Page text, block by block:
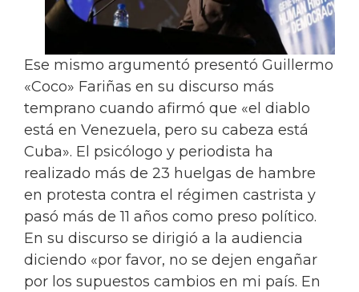
Ese mismo argumentó presentó Guillermo
«Coco» Fariñas en su discurso más
temprano cuando afirmó que «el diablo
está en Venezuela, pero su cabeza está
Cuba». El psicólogo y periodista ha
realizado más de 23 huelgas de hambre
en protesta contra el régimen castrista y
pasó más de 11 años como preso político.
En su discurso se dirigió a la audiencia
diciendo «por favor, no se dejen engañar
por los supuestos cambios en mi país. En